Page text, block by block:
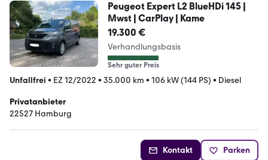
Peugeot Expert L2 BlueHDi 145 |
Mwst | CarPlay | Kame
19.300 €
Verhandlungsbasis
Sehr guter Preis
Unfallfrei • EZ 12/2022 • 35.000 km • 106 kW (144 PS) • Diesel
Privatanbieter
22527 Hamburg
Kontakt Parken